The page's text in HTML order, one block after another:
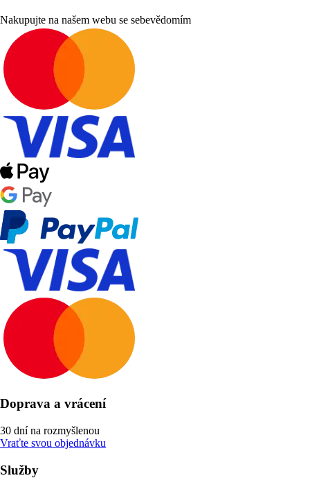
Nakupujte na našem webu se sebevědomím
Doprava a vrácení
30 dní na rozmyšlenou
Vraťte svou objednávku
Služby